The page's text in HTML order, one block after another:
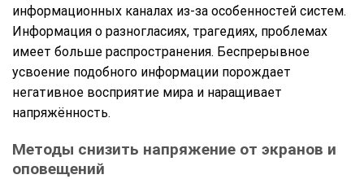
информационных каналах из-за особенностей систем.
Информация о разногласиях, трагедиях, проблемах
имеет больше распространения. Беспрерывное
усвоение подобного информации порождает
негативное восприятие мира и наращивает
напряжённость.
Методы снизить напряжение от экранов и
оповещений